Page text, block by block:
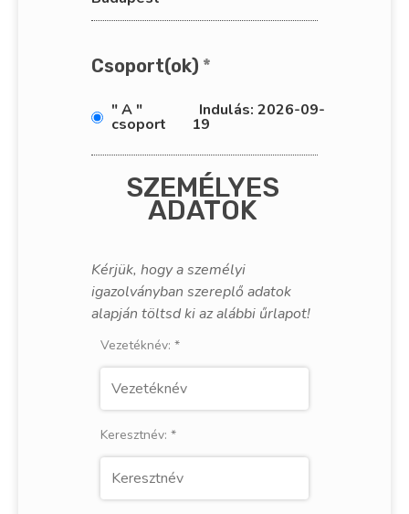
Csoport(ok) *
" A "
csoport
Indulás: 2026-09-
19
SZEMÉLYES
ADATOK
Kérjük, hogy a személyi
igazolványban szereplő adatok
alapján töltsd ki az alábbi űrlapot!
Vezetéknév: *
Keresztnév: *